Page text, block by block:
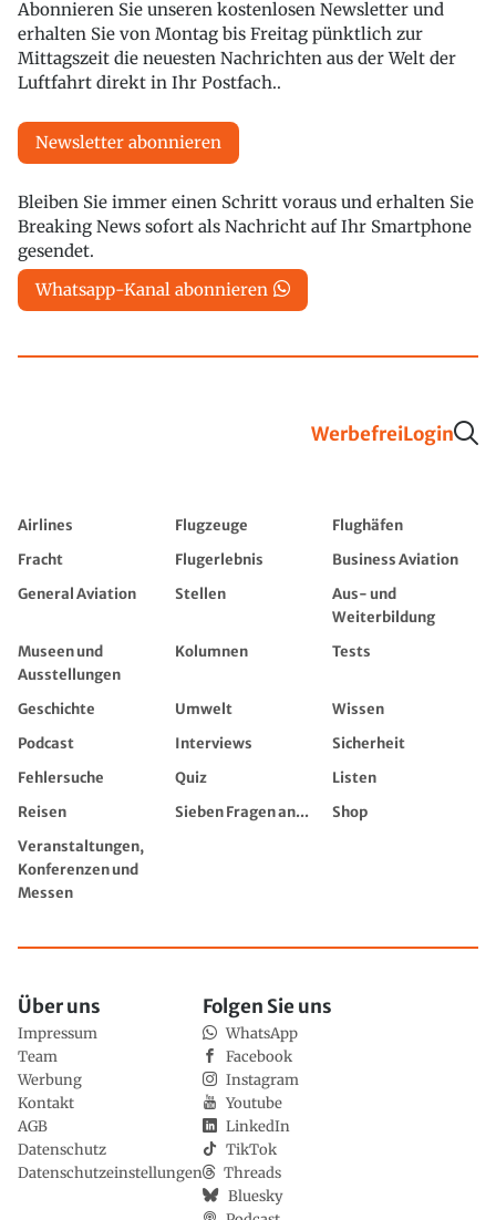
Abonnieren Sie unseren kostenlosen Newsletter und
erhalten Sie von Montag bis Freitag pünktlich zur
Mittagszeit die neuesten Nachrichten aus der Welt der
Luftfahrt direkt in Ihr Postfach..
Newsletter abonnieren
Bleiben Sie immer einen Schritt voraus und erhalten Sie
Breaking News sofort als Nachricht auf Ihr Smartphone
gesendet.
Whatsapp-Kanal abonnieren
WerbefreiLogin
Airlines Flugzeuge
Flughäfen
Fracht
Flugerlebnis
Business Aviation
General Aviation
Stellen
Aus- und
Weiterbildung
Museen und
Ausstellungen
Kolumnen Tests
Geschichte Umwelt
Wissen
Podcast
Interviews
Sicherheit
Fehlersuche
Quiz
Listen
Reisen
Sieben Fragen an...
Shop
Veranstaltungen,
Konferenzen und
Messen
Über uns
Impressum
Team
Werbung
Kontakt
AGB
Datenschutz
Datenschutzeinstellungen
Folgen Sie uns
WhatsApp
Facebook
Instagram
Youtube
LinkedIn
TikTok
Threads
Bluesky